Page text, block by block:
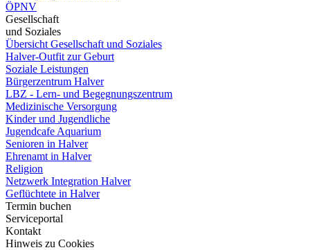
ÖPNV
Gesellschaft
und Soziales
Übersicht Gesellschaft und Soziales
Halver-Outfit zur Geburt
Soziale Leistungen
Bürgerzentrum Halver
LBZ - Lern- und Begegnungszentrum
Medizinische Versorgung
Kinder und Jugendliche
Jugendcafe Aquarium
Senioren in Halver
Ehrenamt in Halver
Religion
Netzwerk Integration Halver
Geflüchtete in Halver
Termin buchen
Serviceportal
Kontakt
Hinweis zu Cookies